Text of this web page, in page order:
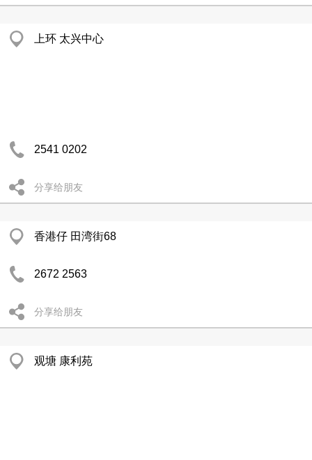
上环 太兴中心
2541 0202
分享给朋友
香港仔 田湾街68
2672 2563
分享给朋友
观塘 康利苑